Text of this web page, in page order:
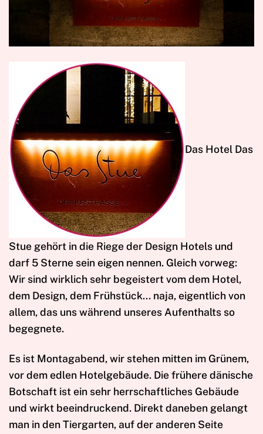
Das Hotel Das
Stue gehört in die Riege der Design Hotels und
darf 5 Sterne sein eigen nennen. Gleich vorweg:
Wir sind wirklich sehr begeistert vom dem Hotel,
dem Design, dem Frühstück… naja, eigentlich von
allem, das uns während unseres Aufenthalts so
begegnete.
Es ist Montagabend, wir stehen mitten im Grünem,
vor dem edlen Hotelgebäude. Die frühere dänische
Botschaft ist ein sehr herrschaftliches Gebäude
und wirkt beeindruckend. Direkt daneben gelangt
man in den Tiergarten, auf der anderen Seite